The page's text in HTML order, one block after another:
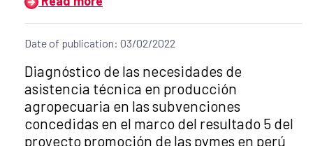
Date of publication: 03/02/2022
Title of the announcement:
Diagnóstico de las necesidades de
asistencia técnica en producción
agropecuaria en las subvenciones
concedidas en el marco del resultado 5 del
proyecto promoción de las pymes en perú